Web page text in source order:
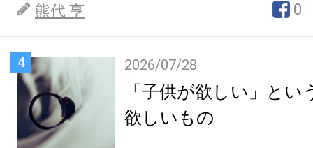
熊代 亨 0
4 2026/07/28
「子供が欲しい」とい
欲しいもの